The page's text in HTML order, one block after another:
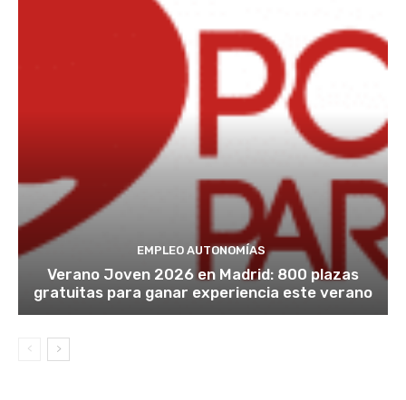
EMPLEO AUTONOMÍAS
Verano Joven 2026 en Madrid: 800 plazas
gratuitas para ganar experiencia este verano